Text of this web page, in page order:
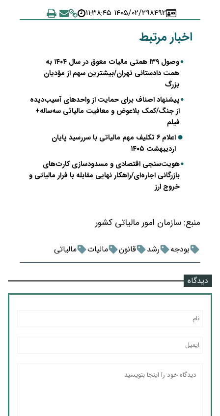
۸۴۹۲۱۴۰۵/۰۲/۲۹ ۱۱:۳۸:۴۵
اخبار مرتبط
وصول ۱۳۹ همتی مالیات معوق در سال ۱۴۰۴ به
همت دادستانی تهران/بیشترین سهم از مؤدیان
بزرگ
پیشنهاد اصناف برای حمایت از واحدهای آسیب‌دیده
از جنگ/کمک بلاعوض و معافیت مالیاتی سه‌ساله+
فیلم
اعلام ۶ تکلیف مهم مالیاتی با سررسید پایان
اردیبهشت ۱۴۰۵
هویت‌سنجی اقتصادی و مسدودسازی کارت‌های
بازرگانی اجاره‌ای/راهکار نهایی مقابله با فرار مالیاتی و
خروج ارز
منبع: سازمان امور مالیاتی کشور
بودجه رشد قانون مالیات مالیاتی
دیدگاه